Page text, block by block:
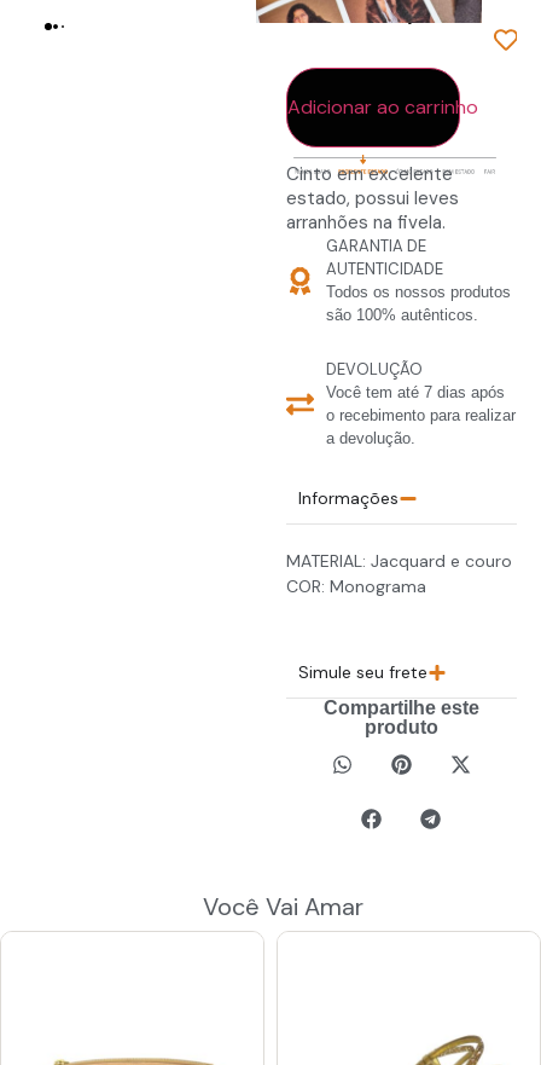
R$ 205,71 sem juros
Adicionar ao carrinho
Cinto em excelente
estado, possui leves
arranhões na fivela.
GARANTIA DE
AUTENTICIDADE
Todos os nossos produtos
são 100% autênticos.
DEVOLUÇÃO
Você tem até 7 dias após
o recebimento para realizar
a devolução.
Informações
MATERIAL: Jacquard e couro
COR: Monograma
Simule seu frete
Compartilhe este
produto
Você Vai Amar